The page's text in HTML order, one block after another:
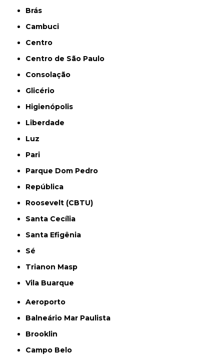
Brás
Cambuci
Centro
Centro de São Paulo
Consolação
Glicério
Higienópolis
Liberdade
Luz
Pari
Parque Dom Pedro
República
Roosevelt (CBTU)
Santa Cecília
Santa Efigênia
Sé
Trianon Masp
Vila Buarque
Aeroporto
Balneário Mar Paulista
Brooklin
Campo Belo